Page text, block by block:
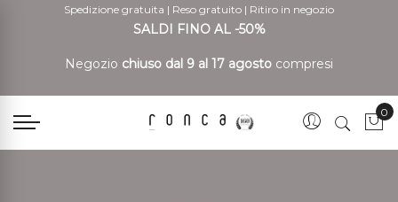
Spedizione gratuita | Reso gratuito | Ritiro in negozio
SALDI FINO AL -50%
Negozio chiuso dal 9 al 17 agosto compresi
0